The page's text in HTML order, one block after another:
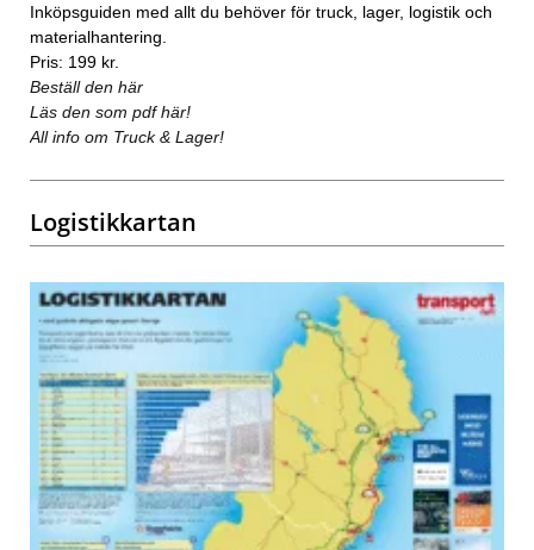
Inköpsguiden med allt du behöver för truck, lager, logistik och
materialhantering.
Pris: 199 kr.
Beställ den här
Läs den som pdf här!
All info om Truck & Lager!
Logistikkartan